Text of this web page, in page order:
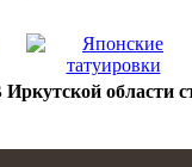
Иркутской области